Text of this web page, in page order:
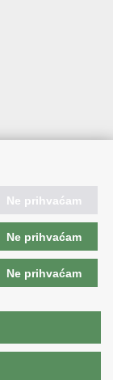
Ne prihvaćam
Ne prihvaćam
Ne prihvaćam